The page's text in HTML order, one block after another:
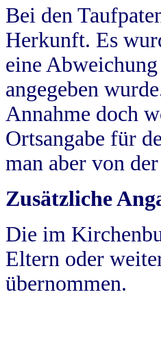
Bei den
Herkunft. Es
eine
angegeben
Annahme doch
Ortsangabe für
man aber von
Zusätzliche
Die im
Eltern oder
übernommen.